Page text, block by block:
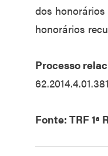
dos
honorários
Processo
Fonte: TRF 1ª